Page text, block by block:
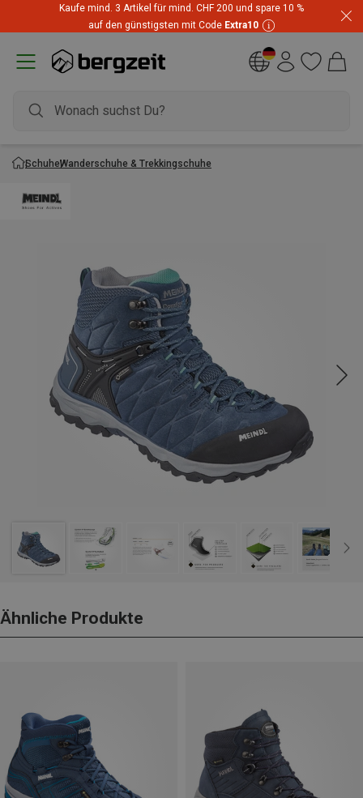
Kaufe mind. 3 Artikel für mind. CHF 200 und spare 10 %
auf den günstigsten mit Code Extra10
SchuheWanderschuhe & Trekkingschuhe
Ähnliche Produkte